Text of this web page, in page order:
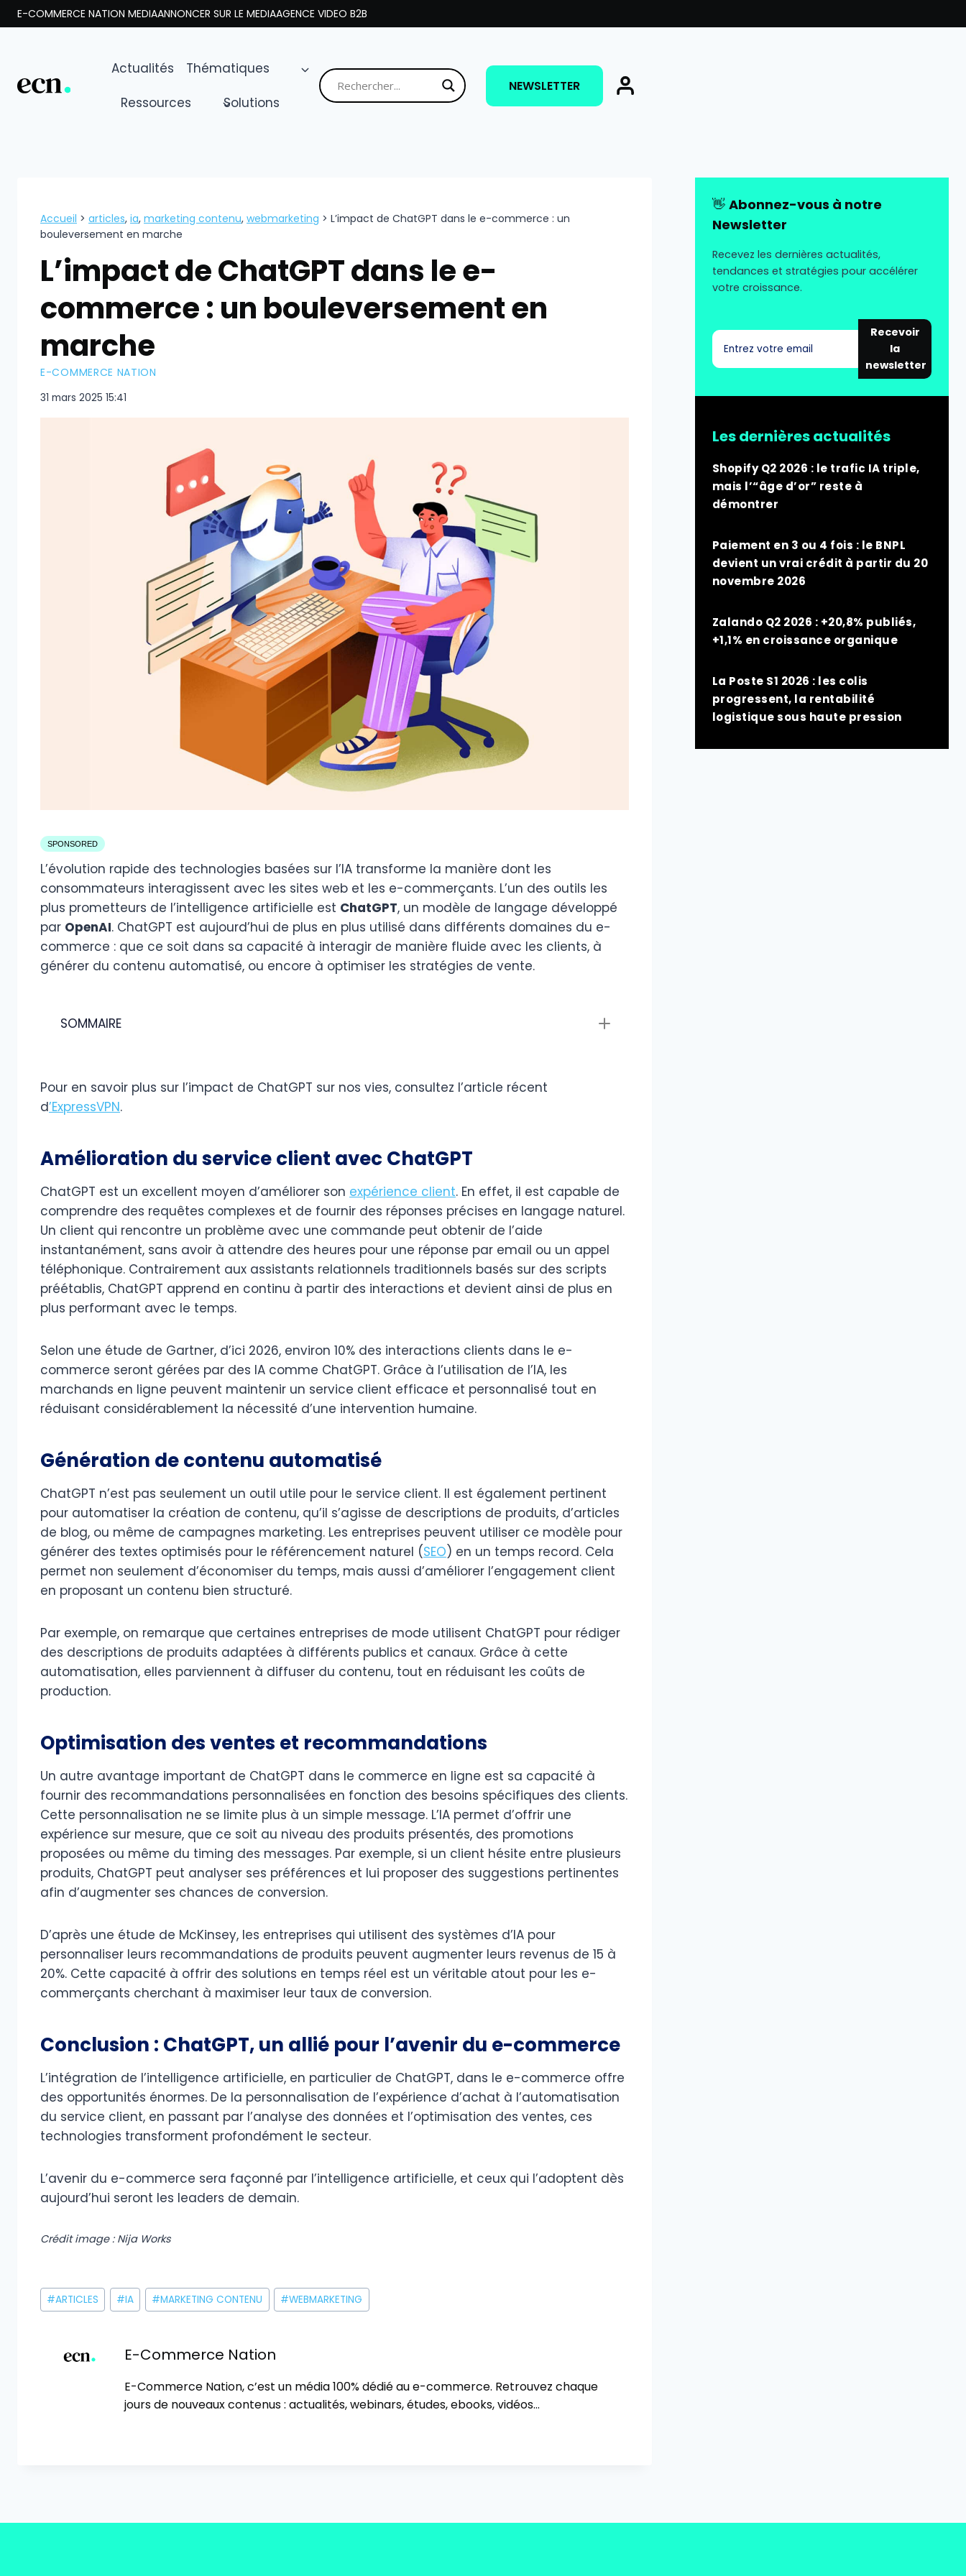
Aller
au
E-COMMERCE NATION MEDIAANNONCER SUR LE MEDIAAGENCE VIDEO B2B
Actualités
Thématiques
Ressources
Solutions
NEWSLETTER
Accueil > articles, ia, marketing contenu, webmarketing > L’impact de ChatGPT dans le e-commerce : un
bouleversement en marche
L’impact de ChatGPT dans le e-
commerce : un bouleversement en
marche
E-COMMERCE NATION
31 mars 2025 15:41
SPONSORED
L’évolution rapide des technologies basées sur l’IA transforme la manière dont les
consommateurs interagissent avec les sites web et les e-commerçants. L’un des outils les
plus prometteurs de l’intelligence artificielle est ChatGPT, un modèle de langage développé
par OpenAI. ChatGPT est aujourd’hui de plus en plus utilisé dans différents domaines du e-
commerce : que ce soit dans sa capacité à interagir de manière fluide avec les clients, à
générer du contenu automatisé, ou encore à optimiser les stratégies de vente.
SOMMAIRE
Pour en savoir plus sur l’impact de ChatGPT sur nos vies, consultez l’article récent
d’ExpressVPN.
Amélioration du service client avec ChatGPT
ChatGPT est un excellent moyen d’améliorer son expérience client. En effet, il est capable de
comprendre des requêtes complexes et de fournir des réponses précises en langage naturel.
Un client qui rencontre un problème avec une commande peut obtenir de l’aide
instantanément, sans avoir à attendre des heures pour une réponse par email ou un appel
téléphonique. Contrairement aux assistants relationnels traditionnels basés sur des scripts
préétablis, ChatGPT apprend en continu à partir des interactions et devient ainsi de plus en
plus performant avec le temps.
Selon une étude de Gartner, d’ici 2026, environ 10% des interactions clients dans le e-
commerce seront gérées par des IA comme ChatGPT. Grâce à l’utilisation de l’IA, les
marchands en ligne peuvent maintenir un service client efficace et personnalisé tout en
réduisant considérablement la nécessité d’une intervention humaine.
Génération de contenu automatisé
ChatGPT n’est pas seulement un outil utile pour le service client. Il est également pertinent
pour automatiser la création de contenu, qu’il s’agisse de descriptions de produits, d’articles
de blog, ou même de campagnes marketing. Les entreprises peuvent utiliser ce modèle pour
générer des textes optimisés pour le référencement naturel (SEO) en un temps record. Cela
permet non seulement d’économiser du temps, mais aussi d’améliorer l’engagement client
en proposant un contenu bien structuré.
Par exemple, on remarque que certaines entreprises de mode utilisent ChatGPT pour rédiger
des descriptions de produits adaptées à différents publics et canaux. Grâce à cette
automatisation, elles parviennent à diffuser du contenu, tout en réduisant les coûts de
production.
Optimisation des ventes et recommandations
Un autre avantage important de ChatGPT dans le commerce en ligne est sa capacité à
fournir des recommandations personnalisées en fonction des besoins spécifiques des clients.
Cette personnalisation ne se limite plus à un simple message. L’IA permet d’offrir une
expérience sur mesure, que ce soit au niveau des produits présentés, des promotions
proposées ou même du timing des messages. Par exemple, si un client hésite entre plusieurs
produits, ChatGPT peut analyser ses préférences et lui proposer des suggestions pertinentes
afin d’augmenter ses chances de conversion.
D’après une étude de McKinsey, les entreprises qui utilisent des systèmes d’IA pour
personnaliser leurs recommandations de produits peuvent augmenter leurs revenus de 15 à
20%. Cette capacité à offrir des solutions en temps réel est un véritable atout pour les e-
commerçants cherchant à maximiser leur taux de conversion.
Conclusion : ChatGPT, un allié pour l’avenir du e-commerce
L’intégration de l’intelligence artificielle, en particulier de ChatGPT, dans le e-commerce offre
des opportunités énormes. De la personnalisation de l’expérience d’achat à l’automatisation
du service client, en passant par l’analyse des données et l’optimisation des ventes, ces
technologies transforment profondément le secteur.
L’avenir du e-commerce sera façonné par l’intelligence artificielle, et ceux qui l’adoptent dès
aujourd’hui seront les leaders de demain.
Crédit image : Nija Works
Étiquettes
de
publication :
#ARTICLES #IA #MARKETING CONTENU #WEBMARKETING
E-Commerce Nation
E-Commerce Nation, c’est un média 100% dédié au e-commerce. Retrouvez chaque
jours de nouveaux contenus : actualités, webinars, études, ebooks, vidéos…
👋 Abonnez-vous à notre
Newsletter
Recevez les dernières actualités,
tendances et stratégies pour accélérer
votre croissance.
Recevoir
la
newsletter
Les dernières actualités
Shopify Q2 2026 : le trafic IA triple,
mais l’“âge d’or” reste à
démontrer
Paiement en 3 ou 4 fois : le BNPL
devient un vrai crédit à partir du 20
novembre 2026
Zalando Q2 2026 : +20,8% publiés,
+1,1% en croissance organique
La Poste S1 2026 : les colis
progressent, la rentabilité
logistique sous haute pression